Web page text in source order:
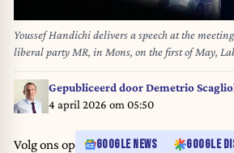
Youssef Handichi delivers a speech at the
liberal party MR, in Mons, on the first of May,
International Workers' Day, Wednesday 01
LAURIE DIEFFEMBACQ
Gepubliceerd doorDemetrio
4 april 2026 om 05:50
Volg ons op GOOGLE NEWS GOOGLE